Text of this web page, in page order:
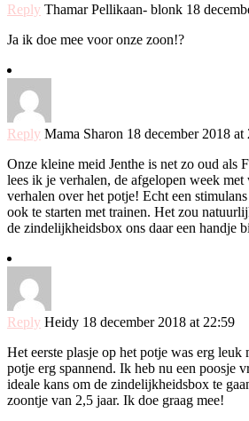
Reply Thamar Pellikaan- blonk 18
Ja ik doe mee voor onze zoon!?
Reply Mama Sharon 18 december 2018 at
Onze kleine meid Jenthe is net zo oud als
lees ik je verhalen, de afgelopen week
verhalen over het potje! Echt een
ook te starten met trainen. Het zou
de zindelijkheidsbox ons daar een handje
Reply Heidy 18 december 2018 at 22:59
Het eerste plasje op het potje was erg leuk
potje erg spannend. Ik heb nu een poosje
ideale kans om de zindelijkheidsbox te
zoontje van 2,5 jaar. Ik doe graag mee!